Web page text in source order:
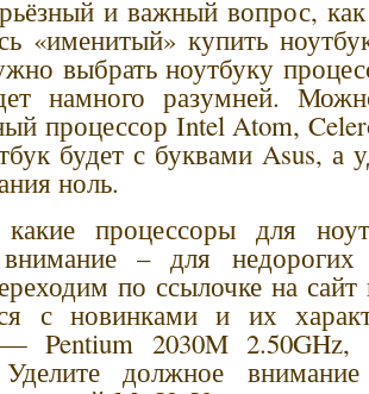
и важный вопрос,
«именитый» купить
выбрать ноутбуку
намного разумней.
процессор Intel Atom,
будет с буквами Asus, а
ноль.
процессоры для
внимание – для
по ссылочке на сайт
с новинками и их
Pentium 2030M 2.50GHz,
Уделите должное